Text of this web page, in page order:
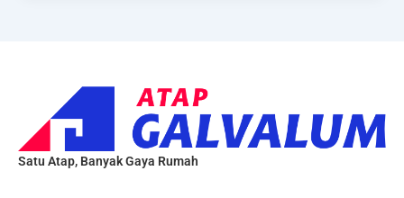
Satu Atap, Banyak Gaya Rumah